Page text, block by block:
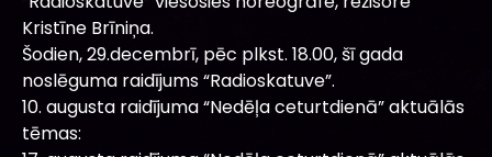
Kristīne Brīniņa.
Šodien, 29.decembrī, pēc plkst. 18.00, šī gada
noslēguma raidījums “Radioskatuve”.
10. augusta raidījuma “Nedēļa ceturtdienā” aktuālās
tēmas: